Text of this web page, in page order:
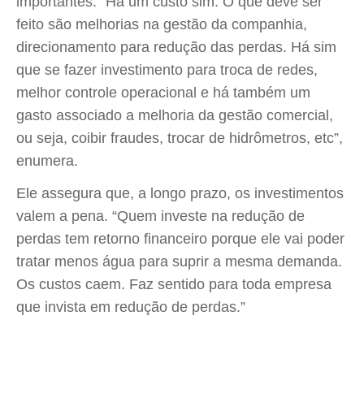
feito são melhorias na gestão da companhia,
direcionamento para redução das perdas. Há sim
que se fazer investimento para troca de redes,
melhor controle operacional e há também um
gasto associado a melhoria da gestão comercial,
ou seja, coibir fraudes, trocar de hidrômetros, etc”,
enumera.
Ele assegura que, a longo prazo, os investimentos
valem a pena. “Quem investe na redução de
perdas tem retorno financeiro porque ele vai poder
tratar menos água para suprir a mesma demanda.
Os custos caem. Faz sentido para toda empresa
que invista em redução de perdas.”